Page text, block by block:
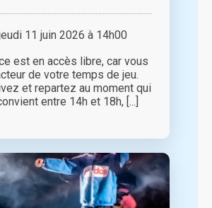
11 juin 2026 à 14h00
est en accès libre, car vous
de votre temps de jeu.
et repartez au moment qui
entre 14h et 18h, [...]